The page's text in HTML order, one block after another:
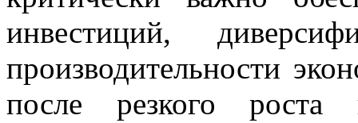
инвестиций,
производительности
после резкого роста